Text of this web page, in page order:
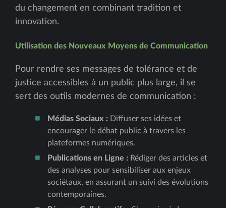
du changement en combinant tradition et
innovation.
Utilisation des Nouveaux Moyens de Communication
Pour rendre ses messages de tolérance et de
justice accessibles à un public plus large, il se
sert des outils modernes de communication :
Médias Sociaux : Diffuser ses idées et
encourager le débat public à travers les
plateformes numériques.
Publications en Ligne : Rédiger des articles et
des analyses pour sensibiliser aux enjeux
sociétaux, en assurant un suivi des évolutions
contemporaines.